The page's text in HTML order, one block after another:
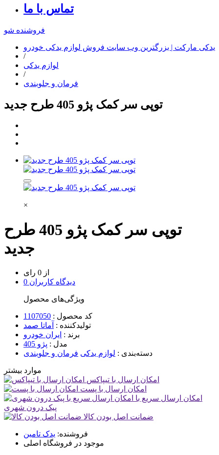
تماس با ما
فروشنده شو
یدکی مارکت | بزرگترین وب سایت فروش لوازم یدکی خودرو
/
لوازم یدکی
/
فرمان و جلوبندی
توپی سر کمک پژو 405 طرح جدید
×
توپی سر کمک پژو 405 طرح
جدید
از 0 رای
0 دیدگاه کاربران
ویژگی‌های محصول
کد محصول : 1107050
تولیدکننده : آماتا صمد
برند : ایران خودرو
مدل : پژو 405
دسته‌بندی : لوازم یدکی فرمان و جلوبندی
موارد بیشتر
امکان ارسال با تیپاکس
امکان ارسال با پست
امکان ارسال سریع با
پیک درون شهری
ضمانت اصل بودن کالا
فروشنده: یدک تامین
موجود در فروشگاه اصلی